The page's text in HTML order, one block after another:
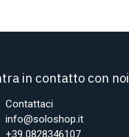
in contatto con noi
Contattaci
info@soloshop.it
+39 0828346107